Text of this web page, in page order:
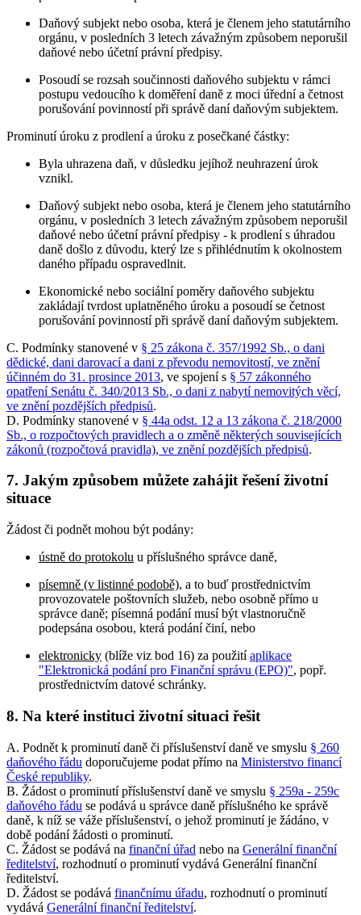
Daňový subjekt nebo osoba, která je členem jeho statutárního
orgánu, v posledních 3 letech závažným způsobem neporušil
daňové nebo účetní právní předpisy.
Posoudí se rozsah součinnosti daňového subjektu v rámci
postupu vedoucího k doměření daně z moci úřední a četnost
porušování povinností při správě daní daňovým subjektem.
Prominutí úroku z prodlení a úroku z posečkané částky:
Byla uhrazena daň, v důsledku jejíhož neuhrazení úrok
vznikl.
Daňový subjekt nebo osoba, která je členem jeho statutárního
orgánu, v posledních 3 letech závažným způsobem neporušil
daňové nebo účetní právní předpisy - k prodlení s úhradou
daně došlo z důvodu, který lze s přihlédnutím k okolnostem
daného případu ospravedlnit.
Ekonomické nebo sociální poměry daňového subjektu
zakládají tvrdost uplatněného úroku a posoudí se četnost
porušování povinností při správě daní daňovým subjektem.
C. Podmínky stanovené v § 25 zákona č. 357/1992 Sb., o dani
dědické, dani darovací a dani z převodu nemovitostí, ve znění
účinném do 31. prosince 2013, ve spojení s § 57 zákonného
opatření Senátu č. 340/2013 Sb., o dani z nabytí nemovitých věcí,
ve znění pozdějších předpisů.
D. Podmínky stanovené v § 44a odst. 12 a 13 zákona č. 218/2000
Sb., o rozpočtových pravidlech a o změně některých souvisejících
zákonů (rozpočtová pravidla), ve znění pozdějších předpisů.
7. Jakým způsobem můžete zahájit řešení životní
situace
Žádost či podnět mohou být podány:
ústně do protokolu u příslušného správce daně,
písemně (v listinné podobě), a to buď prostřednictvím
provozovatele poštovních služeb, nebo osobně přímo u
správce daně; písemná podání musí být vlastnoručně
podepsána osobou, která podání činí, nebo
elektronicky (blíže viz bod 16) za použitíaplikace
"Elektronická podání pro Finanční správu (EPO)", popř.
prostřednictvím datové schránky.
8. Na které instituci životní situaci řešit
A. Podnět k prominutí daně či příslušenství daně ve smyslu § 260
daňového řádu doporučujeme podat přímo na Ministerstvo financí
České republiky.
B. Žádost o prominutí příslušenství daně ve smyslu § 259a - 259c
daňového řádu se podává u správce daně příslušného ke správě
daně, k níž se váže příslušenství, o jehož prominutí je žádáno, v
době podání žádosti o prominutí.
C. Žádost se podává na finanční úřad nebo na Generální finanční
ředitelství, rozhodnutí o prominutí vydává Generální finanční
ředitelství.
D. Žádost se podává finančnímu úřadu, rozhodnutí o prominutí
vydává Generální finanční ředitelství.